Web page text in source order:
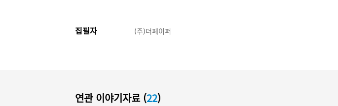
집필자 (주)더페이퍼
연관 이야기자료 (22)